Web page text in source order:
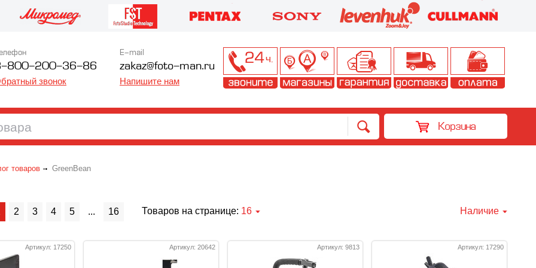
800-200-36-86
звонок
E-mail
zakaz@foto-man.ru
Напишите нам
Корзина
товаров GreenBean
2 3 4 5 ... 16 Товаров на странице: 16 Наличие
Артикул: 17250 Артикул: 20642 Артикул: 9813 Артикул: 17290